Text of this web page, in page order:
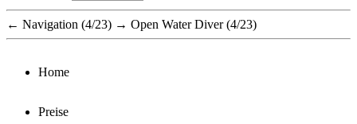
← Navigation (4/23) → Open Water Diver (4/23)
Home
Preise